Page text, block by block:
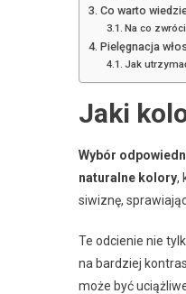
Co warto
Na co
Pielęgnacja
Jak
Jaki
Wybór
naturalne kolory,
siwiznę,
Te odcienie nie
na bardziej
może być